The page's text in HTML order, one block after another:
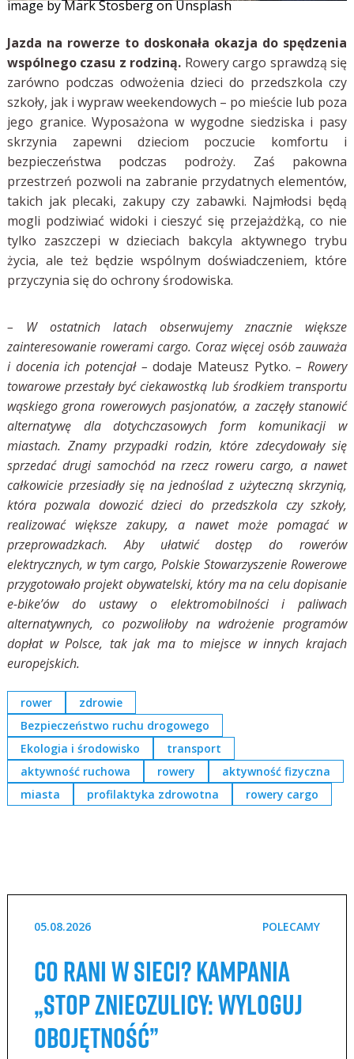
image by Mark Stosberg on Unsplash
Jazda na rowerze to doskonała okazja do spędzenia
wspólnego czasu z rodziną. Rowery cargo sprawdzą się
zarówno podczas odwożenia dzieci do przedszkola czy
szkoły, jak i wypraw weekendowych – po mieście lub poza
jego granice. Wyposażona w wygodne siedziska i pasy
skrzynia zapewni dzieciom poczucie komfortu i
bezpieczeństwa podczas podroży. Zaś pakowna
przestrzeń pozwoli na zabranie przydatnych elementów,
takich jak plecaki, zakupy czy zabawki. Najmłodsi będą
mogli podziwiać widoki i cieszyć się przejażdżką, co nie
tylko zaszczepi w dzieciach bakcyla aktywnego trybu
życia, ale też będzie wspólnym doświadczeniem, które
przyczynia się do ochrony środowiska.
– W ostatnich latach obserwujemy znacznie większe
zainteresowanie rowerami cargo. Coraz więcej osób zauważa
i docenia ich potencjał –dodaje Mateusz Pytko. –Rowery
towarowe przestały być ciekawostką lub środkiem transportu
wąskiego grona rowerowych pasjonatów, a zaczęły stanowić
alternatywę dla dotychczasowych form komunikacji w
miastach. Znamy przypadki rodzin, które zdecydowały się
sprzedać drugi samochód na rzecz roweru cargo, a nawet
całkowicie przesiadły się na jednoślad z użyteczną skrzynią,
która pozwala dowozić dzieci do przedszkola czy szkoły,
realizować większe zakupy, a nawet może pomagać w
przeprowadzkach. Aby ułatwić dostęp do rowerów
elektrycznych, w tym cargo, Polskie Stowarzyszenie Rowerowe
przygotowało projekt obywatelski, który ma na celu dopisanie
e-bike’ów do ustawy o elektromobilności i paliwach
alternatywnych, co pozwoliłoby na wdrożenie programów
dopłat w Polsce, tak jak ma to miejsce w innych krajach
europejskich.
rower
zdrowie
Bezpieczeństwo ruchu drogowego
Ekologia i środowisko
transport
aktywność ruchowa
rowery
aktywność fizyczna
miasta
profilaktyka zdrowotna rowery cargo
05.08.2026 POLECAMY
Co rani w sieci? Kampania
„STOP Znieczulicy: Wyloguj
Obojętność”